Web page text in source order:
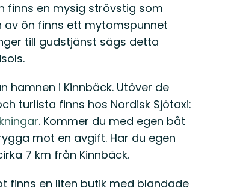
finns en mysig strövstig som
av ön finns ett mytomspunnet
till gudstjänst sägs detta
hamnen i Kinnbäck. Utöver de
turlista finns hos Nordisk Sjötaxi:
. Kommer du med egen båt
mot en avgift. Har du egen
7 km från Kinnbäck.
finns en liten butik med blandade